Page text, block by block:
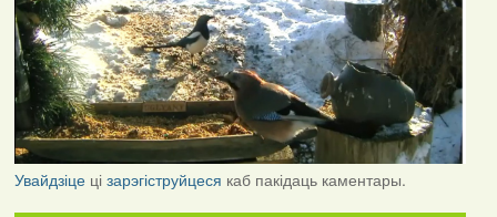
Увайдзіцеці зарэгіструйцеся каб пакідаць каментары.